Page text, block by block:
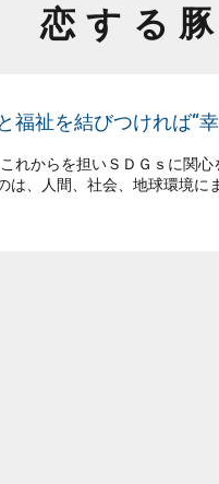
恋する
福祉を結びつければ“幸
れからを担いＳＤＧｓに関
、人間、社会、地球環境に